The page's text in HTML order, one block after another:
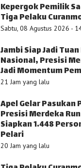
Kepergok Pemilik
Tiga Pelaku
Sabtu, 08 Agustus 2026 -
Jambi Siap Jadi
Nasional, Presisi
Jadi Momentum
21 Jam yang lalu
Apel Gelar Pasukan
Presisi Merdeka
Siapkan 1.448
Pelari
20 Jam yang lalu